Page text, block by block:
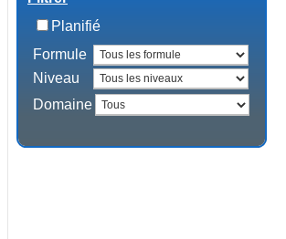
Planifié
Formule
Niveau
Domaine